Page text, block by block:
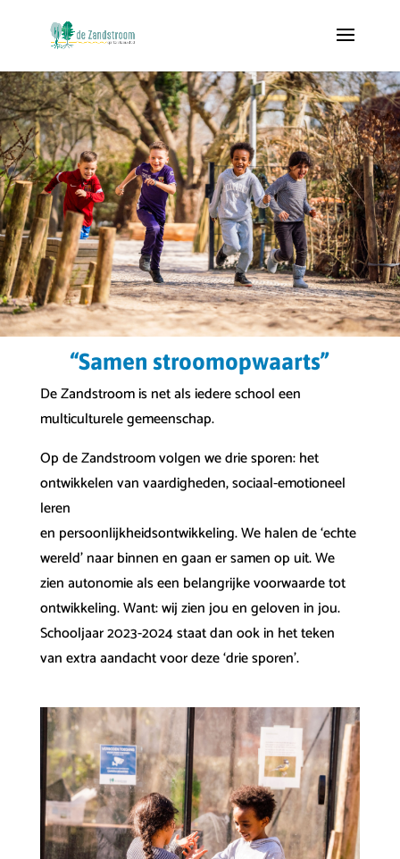
“Samen stroomopwaarts”
De Zandstroom is net als iedere school een
multiculturele gemeenschap.
Op de Zandstroom volgen we drie sporen: het
ontwikkelen van vaardigheden, sociaal-emotioneel
leren
en persoonlijkheidsontwikkeling. We halen de ‘echte
wereld’ naar binnen en gaan er samen op uit. We
zien autonomie als een belangrijke voorwaarde tot
ontwikkeling. Want: wij zien jou en geloven in jou.
Schooljaar 2023-2024 staat dan ook in het teken
van extra aandacht voor deze ‘drie sporen’.